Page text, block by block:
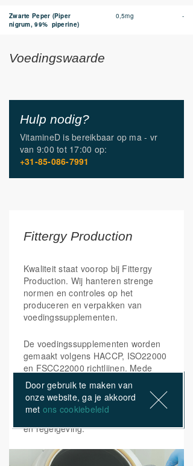
Zwarte Peper (Piper
nigrum, 99% piperine)
0,5mg -
Voedingswaarde
Hulp nodig?
VitamineD is bereikbaar op ma - vr
van 9:00 tot 17:00 op:
+31-85-086-7991
Fittergy Production
Kwaliteit staat voorop bij Fittergy
Production. Wij hanteren strenge
normen en controles op het
produceren en verpakken van
voedingssupplementen.
De voedingssupplementen worden
gemaakt volgens HACCP, ISO22000
en FSCC22000 richtlijnen. Mede
door onze branchevereniging,
Natuur- en gezondheidsproducten
Nederland (NPN), zijn wij continue
op de hoogte van de nieuwste wet-
en regelgeving.
Door gebruik te maken van
onze website, ga je akkoord
met ons cookiebeleid